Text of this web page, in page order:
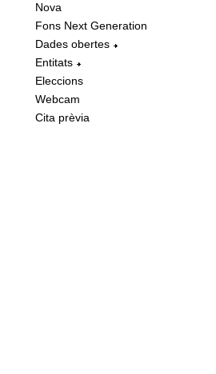
Nova
Fons Next Generation
Dades obertes
Entitats
Eleccions
Webcam
Cita prèvia